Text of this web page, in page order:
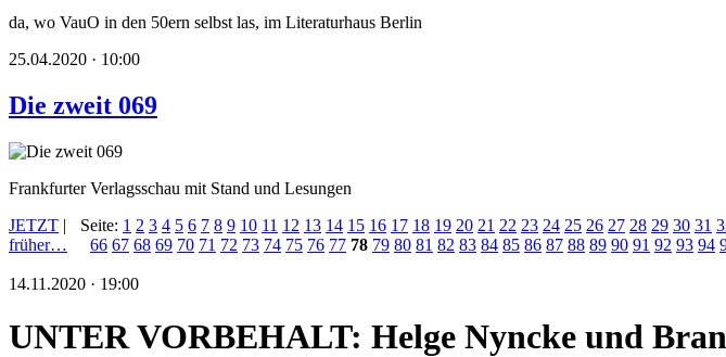
da, wo VauO in den 50ern selbst las, im Literaturhaus Berlin
25.04.2020 · 10:00
Die zweit 069
Frankfurter Verlagsschau mit Stand und Lesungen
JETZT |
früher…
Seite: 1 2 3 4 5 6 7 8 9 10 11 12 13 14 15 16 17 18 19 20 21 22 23 24 25 26 27 28 29 30 31
66 67 68 69 70 71 72 73 74 75 76 77 78 79 80 81 82 83 84 85 86 87 88 89 90 91 92 93 94
14.11.2020 · 19:00
UNTER VORBEHALT: Helge Nyncke und